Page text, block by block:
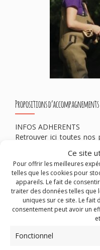
Ce site
Pour offrir les meilleures
telles que les cookies pour
appareils. Le fait de
traiter des données telles que
uniques sur ce site. Le
consentement peut avoir un
Fonctionnel
Propositions
INFOS ADHERENTS
Retrouver ici toutes nos
Publié dansPro
animations,réalisateurs,
Ciné-Lab#20 Impliquer un groupe